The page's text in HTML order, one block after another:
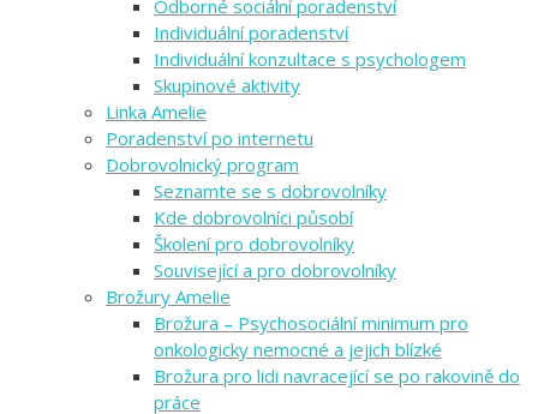
Odborné sociální poradenství
Individuální poradenství
Individuální konzultace s psychologem
Skupinové aktivity
Linka Amelie
Poradenství po internetu
Dobrovolnický program
Seznamte se s dobrovolníky
Kde dobrovolníci působí
Školení pro dobrovolníky
Související a pro dobrovolníky
Brožury Amelie
Brožura – Psychosociální minimum pro
onkologicky nemocné a jejich blízké
Brožura pro lidi navracející se po rakovině do
práce